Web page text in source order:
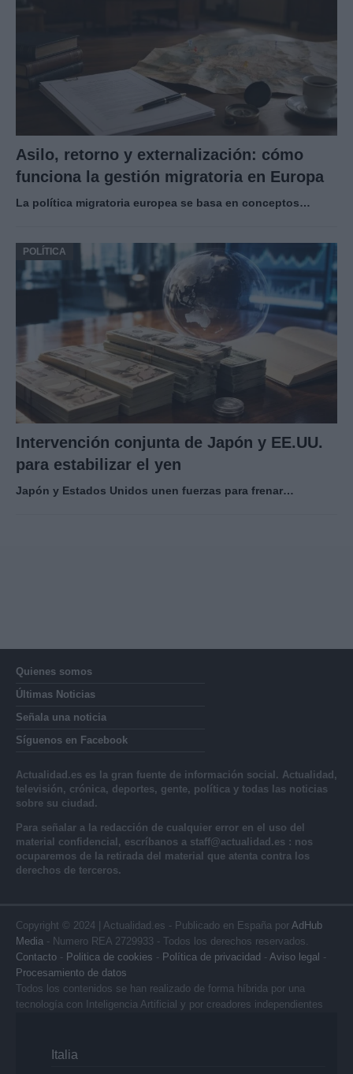
Asilo, retorno y externalización: cómo
funciona la gestión migratoria en Europa
La política migratoria europea se basa en conceptos…
POLÍTICA
Intervención conjunta de Japón y EE.UU.
para estabilizar el yen
Japón y Estados Unidos unen fuerzas para frenar…
Quienes somos
Últimas Noticias
Señala una noticia
Síguenos en Facebook
Actualidad.es es la gran fuente de información social. Actualidad,
televisión, crónica, deportes, gente, política y todas las noticias
sobre su ciudad.
Para señalar a la redacción de cualquier error en el uso del
material confidencial, escríbanos a staff@actualidad.es : nos
ocuparemos de la retirada del material que atenta contra los
derechos de terceros.
Copyright © 2024 | Actualidad.es - Publicado en España por AdHub
Media - Numero REA 2729933 - Todos los derechos reservados.
Contacto - Politica de cookies - Política de privacidad - Aviso legal -
Procesamiento de datos
Todos los contenidos se han realizado de forma híbrida por una
tecnología con Inteligencia Artificial y por creadores independientes
Italia